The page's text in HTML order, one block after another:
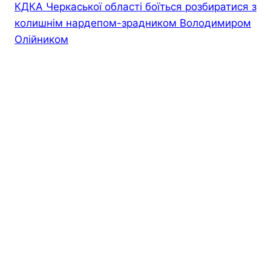
КДКА Черкаської області боїться розбиратися з
колишнім нардепом-зрадником Володимиром
Олійником